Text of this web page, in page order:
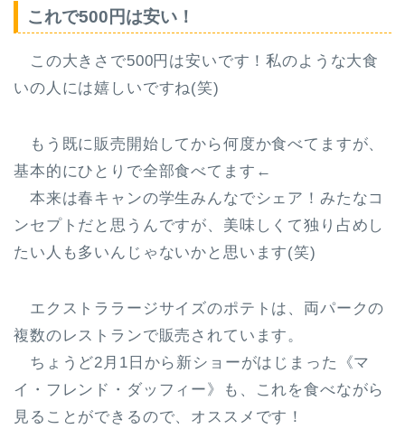
これで500円は安い！
この大きさで500円 は安いです！私のような大食
いの人には嬉しいですね(笑)
もう既に販売開始してから何度か食べてますが、
基本的にひとりで全部食べてます←
本来は春キャンの学生みんなでシェア！みたなコ
ンセプトだと思うんですが、美味しくて独り占めし
たい人も多いんじゃないかと思います(笑)
エクストララージサイズのポテトは、両パークの
複数のレストランで販売されています。
ちょうど2月1日から新ショーがはじまった《マ
イ・フレンド・ダッフィー》も、これを食べながら
見ることができるので、オススメです！